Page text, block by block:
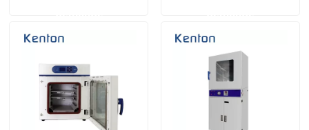
Incubateur de refroidissement
Chambre d'humidité de la température
Chambre climatique